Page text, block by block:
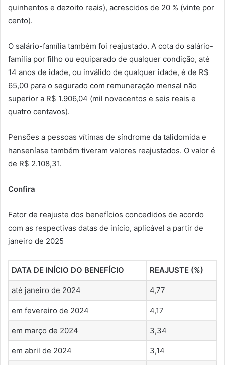
quinhentos e dezoito reais), acrescidos de 20 % (vinte por
cento).
O salário-família também foi reajustado. A cota do salário-
família por filho ou equiparado de qualquer condição, até
14 anos de idade, ou inválido de qualquer idade, é de R$
65,00 para o segurado com remuneração mensal não
superior a R$ 1.906,04 (mil novecentos e seis reais e
quatro centavos).
Pensões a pessoas vítimas de síndrome da talidomida e
hanseníase também tiveram valores reajustados. O valor é
de R$ 2.108,31.
Confira
Fator de reajuste dos benefícios concedidos de acordo
com as respectivas datas de início, aplicável a partir de
janeiro de 2025
DATA DE INÍCIO DO BENEFÍCIO REAJUSTE (%)
até janeiro de 2024 4,77
em fevereiro de 2024 4,17
em março de 2024 3,34
em abril de 2024 3,14